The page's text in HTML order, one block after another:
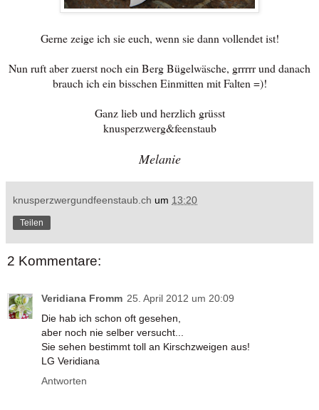
Gerne zeige ich sie euch, wenn sie dann vollendet ist!
Nun ruft aber zuerst noch ein Berg Bügelwäsche, grrrrr und danach
brauch ich ein bisschen Einmitten mit Falten =)!
Ganz lieb und herzlich grüsst
knusperzwerg&feenstaub
Melanie
knusperzwergundfeenstaub.ch um 13:20
Teilen
2 Kommentare:
Veridiana Fromm 25. April 2012 um 20:09
Die hab ich schon oft gesehen,
aber noch nie selber versucht...
Sie sehen bestimmt toll an Kirschzweigen aus!
LG Veridiana
Antworten